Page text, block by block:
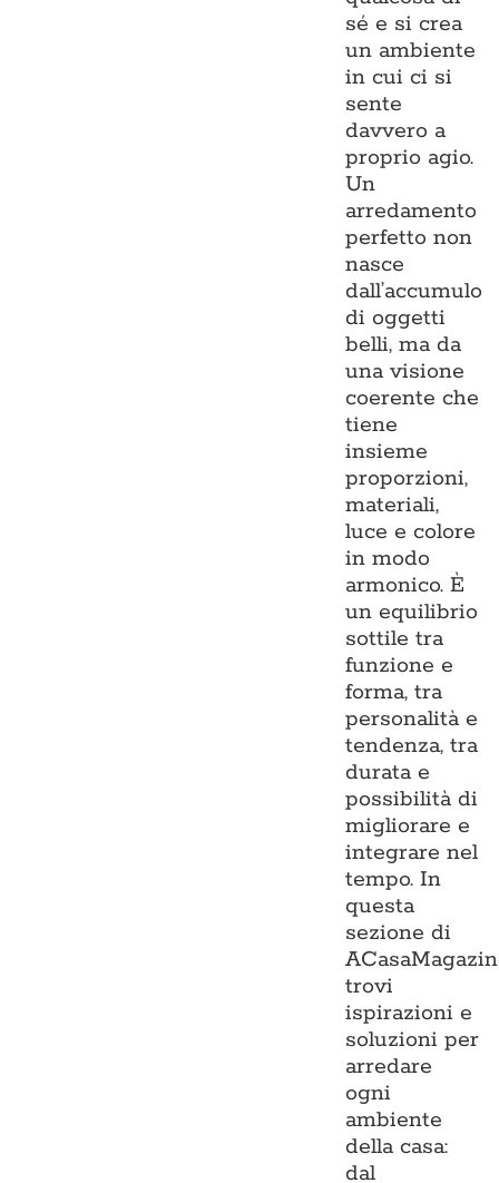
sé e si crea
un ambiente
in cui ci si
sente
davvero a
proprio agio.
Un
arredamento
perfetto non
nasce
dall’accumulo
di oggetti
belli, ma da
una visione
coerente che
tiene
insieme
proporzioni,
materiali,
luce e colore
in modo
armonico. È
un equilibrio
sottile tra
funzione e
forma, tra
personalità e
tendenza, tra
durata e
possibilità di
migliorare e
integrare nel
tempo. In
questa
sezione di
trovi
ispirazioni e
soluzioni per
arredare
ogni
ambiente
della casa:
dal